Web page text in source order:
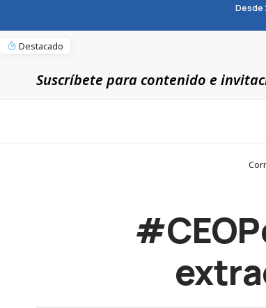
Desde
Destacado
Suscríbete para contenido e